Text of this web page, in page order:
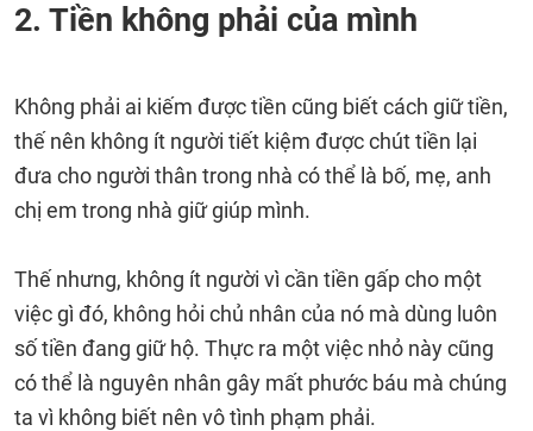
2. Tiền không phải của mình
Không phải ai kiếm được tiền cũng biết cách giữ tiền,
thế nên không ít người tiết kiệm được chút tiền lại
đưa cho người thân trong nhà có thể là bố, mẹ, anh
chị em trong nhà giữ giúp mình.
Thế nhưng, không ít người vì cần tiền gấp cho một
việc gì đó, không hỏi chủ nhân của nó mà dùng luôn
số tiền đang giữ hộ. Thực ra một việc nhỏ này cũng
có thể là nguyên nhân gây mất phước báu mà chúng
ta vì không biết nên vô tình phạm phải.